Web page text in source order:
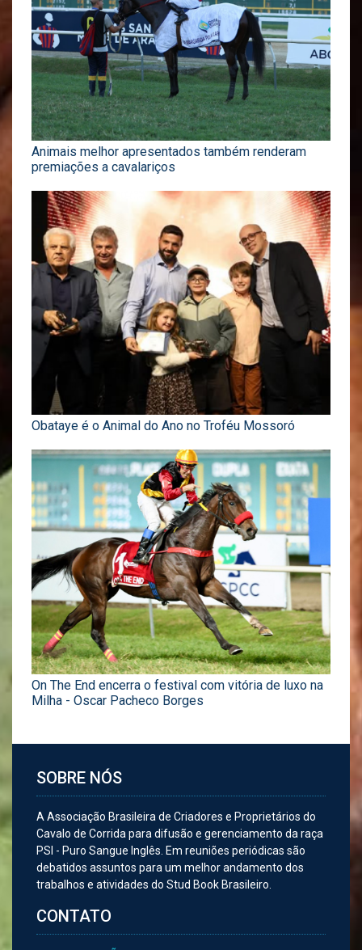
Animais melhor apresentados também renderam
premiações a cavalariços
Obataye é o Animal do Ano no Troféu Mossoró
On The End encerra o festival com vitória de luxo na
Milha - Oscar Pacheco Borges
SOBRE NÓS
A Associação Brasileira de Criadores e Proprietários do
Cavalo de Corrida para difusão e gerenciamento da raça
PSI - Puro Sangue Inglês. Em reuniões periódicas são
debatidos assuntos para um melhor andamento dos
trabalhos e atividades do Stud Book Brasileiro.
CONTATO